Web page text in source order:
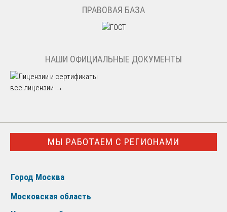
ПРАВОВАЯ БАЗА
НАШИ ОФИЦИАЛЬНЫЕ ДОКУМЕНТЫ
все лицензии →
МЫ РАБОТАЕМ С РЕГИОНАМИ
Город Москва
Московская область